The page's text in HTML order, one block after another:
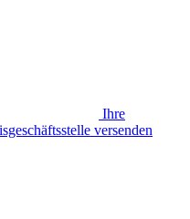
Ihre
versenden